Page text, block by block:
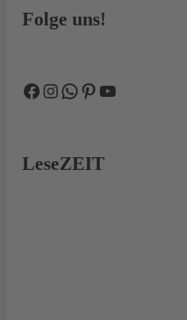
Folge uns!
Facebook
Instagram
WhatsApp
Pinterest
YouTube
LeseZEIT